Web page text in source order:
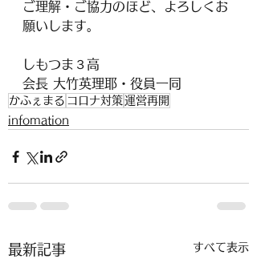
ご理解・ご協力のほど、よろしくお
願いします。
しもつま３高
会長 大竹英理耶・役員一同
かふぇまる コロナ対策運営再開
infomation
最新記事 すべて表示